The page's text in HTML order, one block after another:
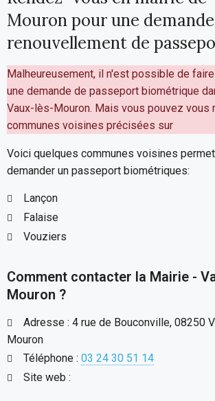
Mouron pour une
renouvellement de
Malheureusement, il n'est possible de
une demande de passeport biométrique
Vaux-lès-Mouron. Mais vous pouvez vous
communes voisines précisées sur
Voici quelques communes voisines
demander un passeport biométriques:
Lançon
Falaise
Vouziers
Comment contacter la Mairie -
Mouron ?
Adresse : 4 rue de Bouconville, 08250
Mouron
Téléphone : 03 24 30 51 14
Site web :